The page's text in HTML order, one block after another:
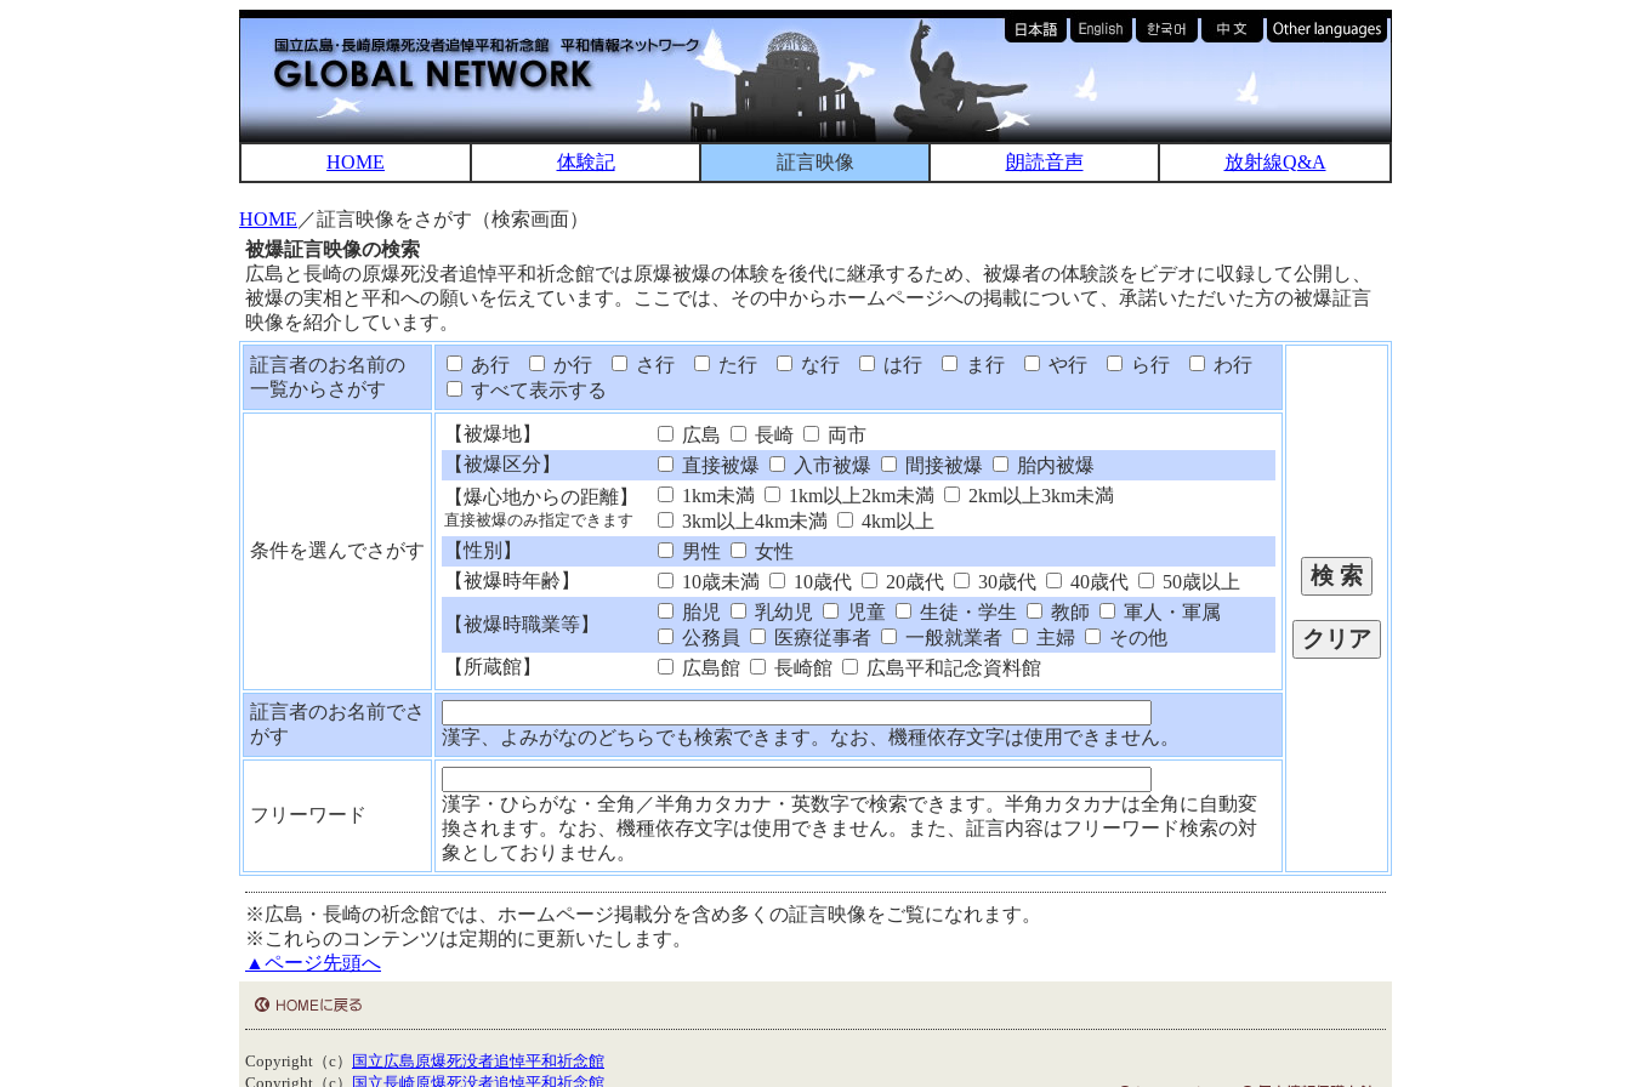
HOME 体験記 証言映像 朗読音声 放射線Q&A
HOME ／証言映像をさがす（検索画面）
被爆証言映像の検索
広島と長崎の原爆死没者追悼平和祈念館では原爆被爆の体験を後代に継承するため、被爆者の体験談をビデオに収録して公開し、
被爆の実相と平和への願いを伝えています。ここでは、その中からホームページへの掲載について、承諾いただいた方の被爆証言
映像を紹介しています。
証言者のお名前の
一覧からさがす
あ行 か行 さ行 た行 な行 は行 ま行 や行 ら行
わ行
すべて表示する
条件を選んでさがす
【被爆地】 広島 長崎
両市
【被爆区分】
直接被爆 入市被爆 間接被爆
胎内被爆
【爆心地からの距離】
直接被爆のみ指定できます
1km未満 1km以上2km未満
2km以上3km未満
3km以上4km未満
4km以上
【性別】
男性
女性
【被爆時年齢】
10歳未満 10歳代 20歳代 30歳代 40歳代 50歳以上
【被爆時職業等】
胎児 乳幼児 児童 生徒・学生 教師
軍人・軍属
公務員
医療従事者 一般就業者 主婦
その他
【所蔵館】
広島館 長崎館 広島平和記念資料館
証言者のお名前でさ
がす
漢字、よみがなのどちらでも検索できます。なお、機種依存文字は使用できません。
フリーワード
漢字・ひらがな・全角／半角カタカナ・英数字で検索できます。半角カタカナは全角に自動変
換されます。なお、機種依存文字は使用できません。また、証言内容はフリーワード検索の対
象としておりません。
※広島・長崎の祈念館では、ホームページ掲載分を含め多くの証言映像をご覧になれます。
※これらのコンテンツは定期的に更新いたします。
▲ページ先頭へ
Copyright（c）
国立広島原爆死没者追悼平和祈念館
Copyright（c）
国立長崎原爆死没者追悼平和祈念館